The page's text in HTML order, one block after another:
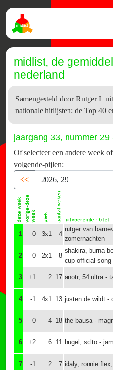
midlist, de
nederland
Samengesteld door Rutger L
nationale hitlijsten: de Top 40
jaargang 33, nummer
Of selecteer een andere week
volgende-pijlen:
<<
1 0 3x1 4
rutger van
zomernachten
2 0 2x1 8
shakira, burna
cup official song
3 +1 2 17 anotr, 54 ultra -
4 -1 4x1 13 justen de wildt -
5 0 4 18 the bausa -
6 +2 6 11 hugel, solto -
7 -1 2 7 idaly, ronnie